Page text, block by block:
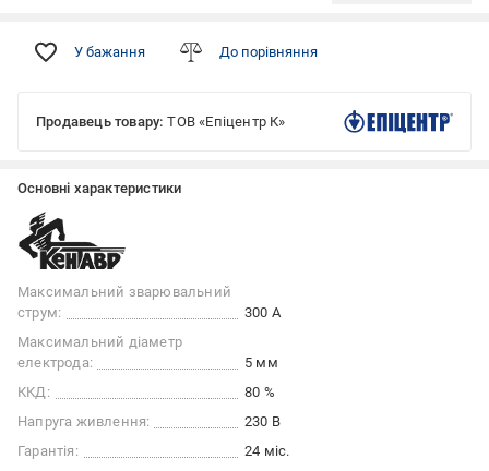
У бажання До порівняння
Продавець товару: ТОВ «Епіцентр К»
Основні характеристики
Максимальний зварювальний
струм:
300 А
Максимальний діаметр
електрода:
5 мм
ККД:
80 %
Напруга живлення:
230 В
Гарантія:
24 міс.